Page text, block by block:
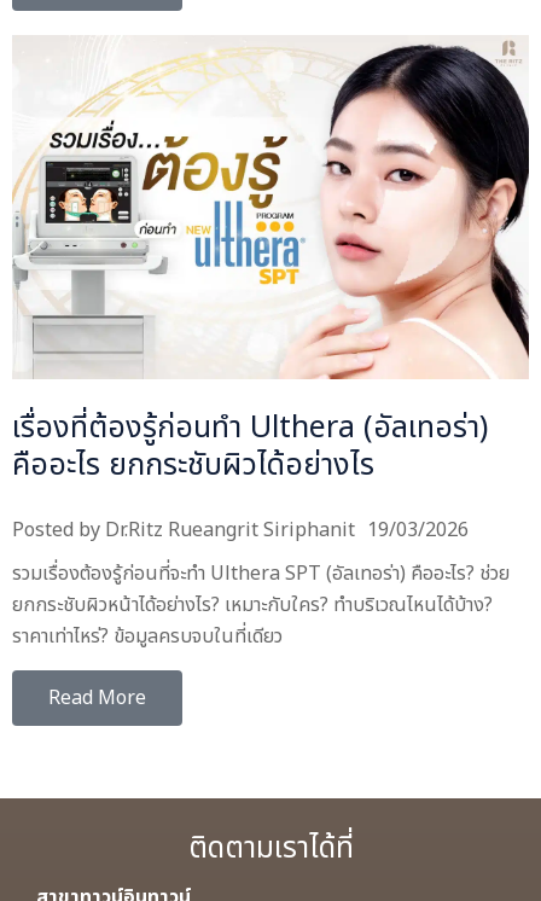
เรื่องที่ต้องรู้ก่อนทำ Ulthera (อัลเทอร่า)
คืออะไร ยกกระชับผิวได้อย่างไร
Posted by Dr.Ritz Rueangrit Siriphanit 19/03/2026
รวมเรื่องต้องรู้ก่อนที่จะทำ Ulthera SPT (อัลเทอร่า) คืออะไร? ช่วย
ยกกระชับผิวหน้าได้อย่างไร? เหมาะกับใคร? ทำบริเวณไหนได้บ้าง?
ราคาเท่าไหร่? ข้อมูลครบจบในที่เดียว
Read More
ติดตามเราได้ที่